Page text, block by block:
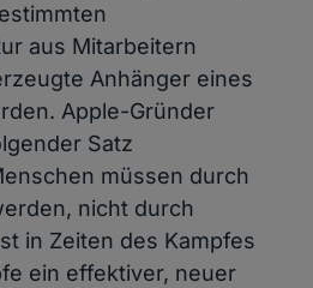
aus Mitarbeitern
Anhänger eines
Apple-Gründer
Satz
müssen durch
nicht durch
in Zeiten des Kampfes
ein effektiver, neuer